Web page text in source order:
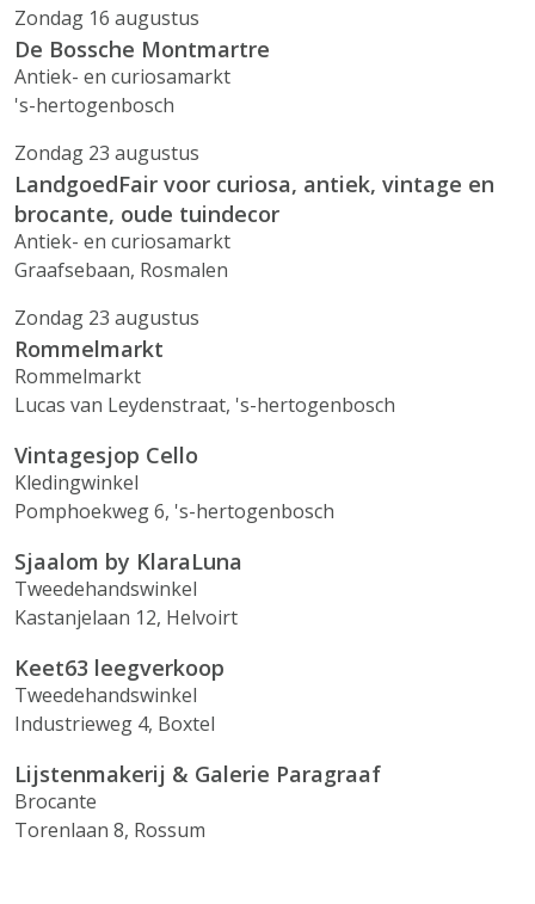
Zondag 16 augustus
De Bossche Montmartre
Antiek- en curiosamarkt
's-hertogenbosch
Zondag 23 augustus
LandgoedFair voor curiosa, antiek, vintage en
brocante, oude tuindecor
Antiek- en curiosamarkt
Graafsebaan, Rosmalen
Zondag 23 augustus
Rommelmarkt
Rommelmarkt
Lucas van Leydenstraat, 's-hertogenbosch
Vintagesjop Cello
Kledingwinkel
Pomphoekweg 6, 's-hertogenbosch
Sjaalom by KlaraLuna
Tweedehandswinkel
Kastanjelaan 12, Helvoirt
Keet63 leegverkoop
Tweedehandswinkel
Industrieweg 4, Boxtel
Lijstenmakerij & Galerie Paragraaf
Brocante
Torenlaan 8, Rossum